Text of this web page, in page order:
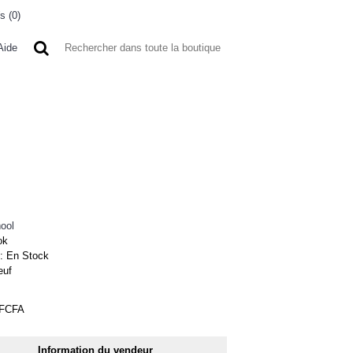
(0)
En Stock
Information du vendeur